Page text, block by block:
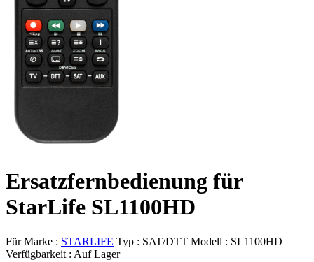
Ersatzfernbedienung für
StarLife SL1100HD
Für Marke : STARLIFE Typ : SAT/DTT Modell : SL1100HD
Verfügbarkeit : Auf Lager